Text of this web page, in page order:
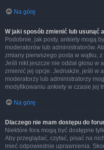
Na górę
W jaki sposób zmienić lub usunąć
Podobnie, jak posty, ankiety mogą
moderatorów lub administratorów.
zmiany pierwszego posta w wątku,
Jeśli nikt jeszcze nie oddał głosu
zmienić jej opcje. Jednakże, jeśli w
moderatorzy lub administratorzy
modyfikowaniu ankiety w czasie jej
Na górę
Dlaczego nie mam dostępu do
Niektóre fora mogą być dostępne
Aby przeglądać, czytać, pisać na
mieć odpowiednie uprawnienia.